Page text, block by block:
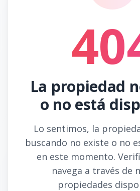
La propiedad
o no está
Lo sentimos, la
buscando no existe o no
en este momento.
navega a través de
propiedades